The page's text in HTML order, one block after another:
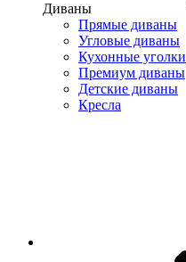
Диваны
Прямые диваны
Угловые диваны
Кухонные уголки
Премиум диваны
Детские диваны
Кресла